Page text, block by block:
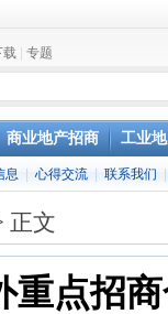
载 专题
商业地产招商 工业
息 心得交流 联系我们
正文
重点招